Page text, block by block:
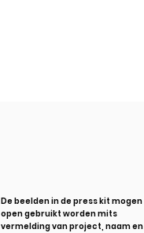
De beelden in de press kit mogen
open gebruikt worden mits
vermelding van project, naam en